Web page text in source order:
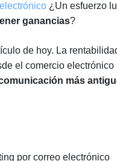
¿Un esfuerzo
ganancias?
de hoy. La
el comercio
más
por correo electrónico